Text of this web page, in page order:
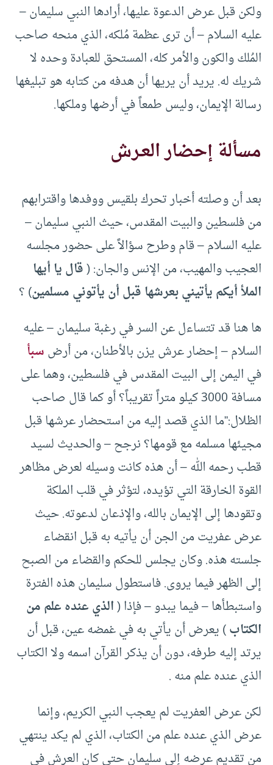
ولكن قبل عرض الدعوة عليها، أرادها النبي سليمان –
عليه السلام – أن ترى عظمة مُلكه، الذي منحه صاحب
المُلك والكون والأمر كله، المستحق للعبادة وحده لا
شريك له. يريد أن يريها أن هدفه من كتابه هو تبليغها
رسالة الإيمان، وليس طمعاً في أرضها وملكها.
مسألة إحضار العـرش
بعد أن وصلته أخبار تحرك بلقيس ووفدها واقترابهم
من فلسطين والبيت المقدس، حيث النبي سليمان –
عليه السلام – قام وطرح سؤالاً على حضور مجلسه
العجيب والمهيب، من الإنس والجان: (قال يا أيها
الملأ أيكم يأتيني بعرشها قبل أن يأتوني مسلمين) ؟
ها هنا قد تتساءل عن السر في رغبة سليمان – عليه
السلام – إحضار عرش يزن بالأطنان، من أرضسبأ
في اليمن إلى البيت المقدس في فلسطين، وهما على
مسافة 3000 كيلو متراً تقريباً؟ أو كما قال صاحب
الظلال:”ما الذي قصد إليه من استحضار عرشها قبل
مجيئها مسلمه مع قومها؟ نرجح – والحديث لسيد
قطب رحمه الله – أن هذه كانت وسيله لعرض مظاهر
القوة الخارقة التي تؤيده، لتؤثر في قلب الملكة
وتقودها إلى الإيمان بالله، والإذعان لدعوته. حيث
عرض عفريت من الجن أن يأتيه به قبل انقضاء
جلسته هذه. وكان يجلس للحكم والقضاء من الصبح
إلى الظهر فيما يروى. فاستطول سليمان هذه الفترة
واستبطأها – فيما يبدو – فإذا (الذي عنده علم من
الكتاب) يعرض أن يأتي به في غمضه عين، قبل أن
يرتد إليه طرفه، دون أن يذكر القرآن اسمه ولا الكتاب
الذي عنده علم منه .
لكن عرض العفريت لم يعجب النبي الكريم، وإنما
عرض الذي عنده علم من الكتاب، الذي لم يكد ينتهي
من تقديم عرضه إلى سليمان حتى كان العرش في